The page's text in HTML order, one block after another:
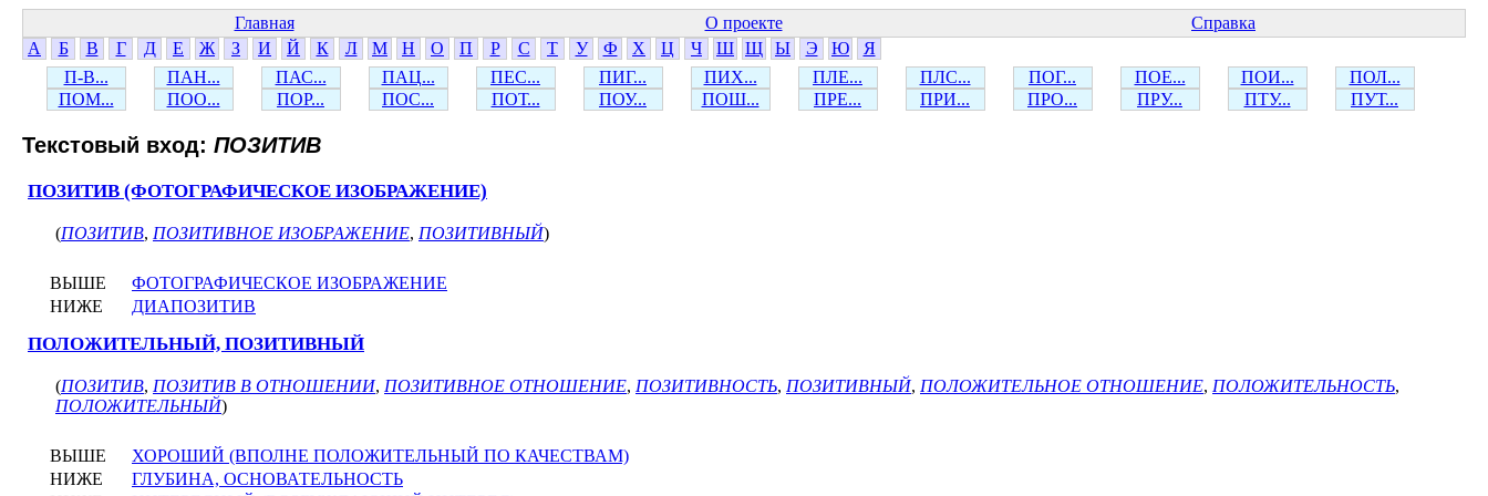
Главная О проекте
Справка
А
Б В Г Д Е Ж З И Й К Л М Н О П Р С Т У Ф Х Ц Ч Ш Щ Ы Э Ю
Я
П-В...
ПАН... ПАС... ПАЦ... ПЕС... ПИГ... ПИХ... ПЛЕ... ПЛС... ПОГ... ПОЕ... ПОИ...
ПОЛ...
ПОМ...
ПОО... ПОР... ПОС... ПОТ... ПОУ... ПОШ... ПРЕ... ПРИ... ПРО... ПРУ... ПТУ... ПУТ...
Текстовый вход: ПОЗИТИВ
ПОЗИТИВ (ФОТОГРАФИЧЕСКОЕ ИЗОБРАЖЕНИЕ)
(ПОЗИТИВ, ПОЗИТИВНОЕ ИЗОБРАЖЕНИЕ, ПОЗИТИВНЫЙ)
ВЫШЕ
ФОТОГРАФИЧЕСКОЕ ИЗОБРАЖЕНИЕ
НИЖЕ
ДИАПОЗИТИВ
ПОЛОЖИТЕЛЬНЫЙ, ПОЗИТИВНЫЙ
(ПОЗИТИВ, ПОЗИТИВ В ОТНОШЕНИИ, ПОЗИТИВНОЕ ОТНОШЕНИЕ, ПОЗИТИВНОСТЬ, ПОЗИТИВНЫЙ, ПОЛОЖИТЕЛЬНОЕ ОТНОШЕНИЕ, ПОЛОЖИТЕЛЬНОСТЬ,
ПОЛОЖИТЕЛЬНЫЙ)
ВЫШЕ
ХОРОШИЙ (ВПОЛНЕ ПОЛОЖИТЕЛЬНЫЙ ПО КАЧЕСТВАМ)
НИЖЕ
ГЛУБИНА, ОСНОВАТЕЛЬНОСТЬ